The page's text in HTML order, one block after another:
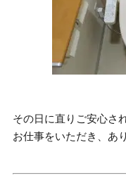
その日に直りご安心さ
お仕事をいただき、あ